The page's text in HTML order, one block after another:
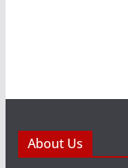
About Us